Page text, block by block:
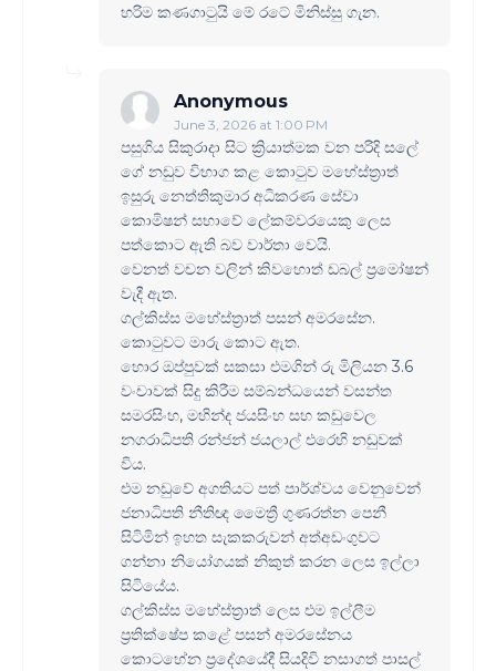
හරිම කණගාටුයි මේ රටේ මිනිස්සු ගැන.
Anonymous
June 3, 2026 at 1:00 PM
පසුගිය සිකුරාදා සිට ක්‍රියාත්මක වන පරිදි සලේ
ගේ නඩුව විභාග කළ කොටුව මහේස්ත්‍රාත්
ඉසුරු නෙත්තිකුමාර අධිකරණ සේවා
කොමිෂන් සභාවේ ලේකම්වරයෙකු ලෙස
පත්කොට ඇති බව වාර්තා වෙයි.
වෙනත් වචන වලින් කිවහොත් ඩබල් ප්‍රමෝෂන්
වැදී ඇත.
ගල්කිස්ස මහේස්ත්‍රාත් පසන් අමරසේන.
කොටුවට මාරු කොට ඇත.
හොර ඔප්පුවක් සකසා එමගින් රු මිලියන 3.6
වංචාවක් සිදු කිරීම සම්බන්ධයෙන් වසන්ත
සමරසිංහ, මහින්ද ජයසිංහ සහ කඩුවෙල
නගරාධිපති රන්ජන් ජයලාල් එරෙහි නඩුවක්
විය.
එම නඩුවේ අගතියට පත් පාර්ශ්වය වෙනුවෙන්
ජනාධිපති නීතිඥ මෛත්‍රී ගුණරත්න පෙනී
සිටිමින් ඉහත සැකකරුවන් අත්අඩංගුවට
ගන්නා නියෝගයක් නිකුත් කරන ලෙස ඉල්ලා
සිටියේය.
ගල්කිස්ස මහේස්ත්‍රාත් ලෙස එම ඉල්ලීම
ප්‍රතික්ෂේප කළේ පසන් අමරසේනය
කොටහේන ප්‍රදේශයේදී සියදිවි නසාගත් පාසල්